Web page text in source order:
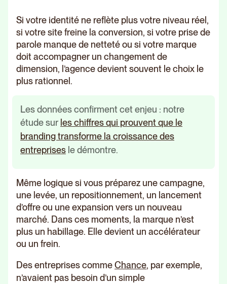
Si votre identité ne reflète plus votre niveau réel,
si votre site freine la conversion, si votre prise de
parole manque de netteté ou si votre marque
doit accompagner un changement de
dimension, l’agence devient souvent le choix le
plus rationnel.
Les données confirment cet enjeu : notre
étude sur les chiffres qui prouvent que le
branding transforme la croissance des
entreprises le démontre.
Même logique si vous préparez une campagne,
une levée, un repositionnement, un lancement
d’offre ou une expansion vers un nouveau
marché. Dans ces moments, la marque n’est
plus un habillage. Elle devient un accélérateur
ou un frein.
Des entreprises commeChance, par exemple,
n’avaient pas besoin d’un simple